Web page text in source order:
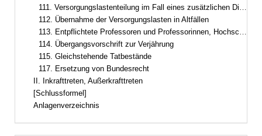
111. Versorgungslastenteilung im Fall eines zusätzlichen Dienstherrenwechsels nach dem Versorgungslastenteilungs-Staatsvertrag
112. Übernahme der Versorgungslasten in Altfällen
113. Entpflichtete Professoren und Professorinnen, Hochschulleistungsbezüge
114. Übergangsvorschrift zur Verjährung
115. Gleichstehende Tatbestände
117. Ersetzung von Bundesrecht
II. Inkrafttreten, Außerkrafttreten
[Schlussformel]
Anlagenverzeichnis